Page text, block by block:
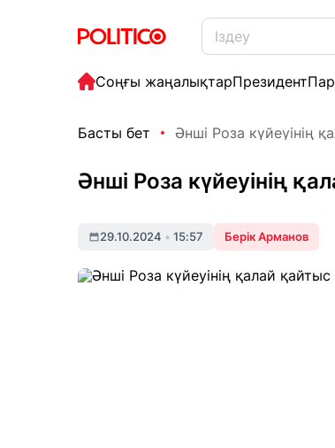
Соңғы жаңалықтарПрезидент
Басты бет Әнші Роза күйеуінің
Әнші Роза күйеуінің
29.10.2024 • 15:57 Берік Арманов